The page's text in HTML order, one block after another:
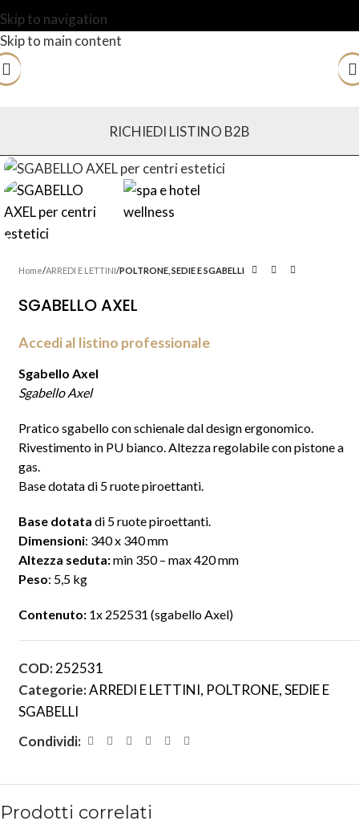
Skip to navigation
Skip to main content
RICHIEDI LISTINO B2B
Home ARREDI E LETTINI POLTRONE, SEDIE E SGABELLI
SGABELLO AXEL
Accedi al listino professionale
Sgabello Axel
Sgabello Axel
Pratico sgabello con schienale dal design ergonomico.
Rivestimento in PU bianco. Altezza regolabile con pistone a
gas.
Base dotata di 5 ruote piroettanti.
Base dotata di 5 ruote piroettanti.
Dimensioni: 340 x 340 mm
Altezza seduta:min 350 – max 420 mm
Peso: 5,5 kg
Contenuto: 1x 252531 (sgabello Axel)
COD:252531
Categorie:ARREDI E LETTINI, POLTRONE, SEDIE E
SGABELLI
Condividi:
Prodotti correlati